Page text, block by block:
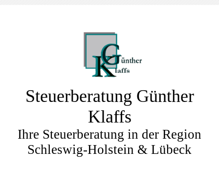
Steuerberatung Günther
Klaffs
Ihre Steuerberatung in der Region
Schleswig-Holstein & Lübeck